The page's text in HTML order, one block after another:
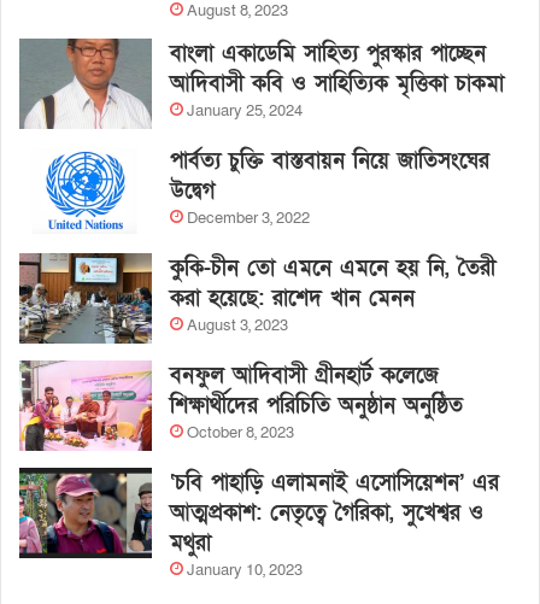
August 8, 2023
বাংলা একাডেমি সাহিত্য পুরস্কার পাচ্ছেন
আদিবাসী কবি ও সাহিত্যিক মৃত্তিকা চাকমা
January 25, 2024
পার্বত্য চুক্তি বাস্তবায়ন নিয়ে জাতিসংঘের
উদ্বেগ
December 3, 2022
কুকি-চীন তো এমনে এমনে হয় নি, তৈরী
করা হয়েছে: রাশেদ খান মেনন
August 3, 2023
বনফুল আদিবাসী গ্রীনহার্ট কলেজে
শিক্ষার্থীদের পরিচিতি অনুষ্ঠান অনুষ্ঠিত
October 8, 2023
‘চবি পাহাড়ি এলামনাই এসোসিয়েশন’ এর
আত্মপ্রকাশ: নেতৃত্বে গৈরিকা, সুখেশ্বর ও
মথুরা
January 10, 2023